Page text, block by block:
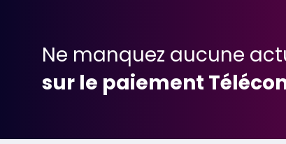
Ne manquez aucune
sur le paiement